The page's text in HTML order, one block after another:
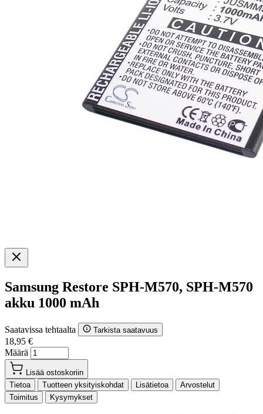
Samsung Restore SPH-M570, SPH-M570
akku 1000 mAh
Saatavissa tehtaalta Tarkista saatavuus
18,95 €
Määrä
Lisää ostoskoriin
Tietoa
Tuotteen yksityiskohdat Lisätietoa
Arvostelut
Toimitus
Kysymykset